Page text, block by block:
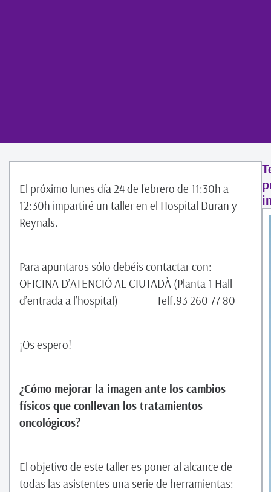
El próximo lunes día 24 de febrero de 11:30h a
12:30h impartiré un taller en el Hospital Duran y
Reynals.
Para apuntaros sólo debéis contactar con:
OFICINA D’ATENCIÓ AL CIUTADÀ (Planta 1 Hall
d’entrada a l’hospital) Telf.93 260 77 80
¡Os espero!
¿Cómo mejorar la imagen ante los cambios
físicos que conllevan los tratamientos
oncológicos?
El objetivo de este taller es poner al alcance de
todas las asistentes una serie de herramientas: